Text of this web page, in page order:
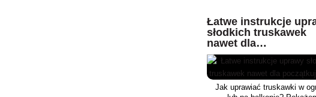
Łatwe instrukcje
słodkich truskawek
nawet dla
początkujących
Jak uprawiać truskawki w